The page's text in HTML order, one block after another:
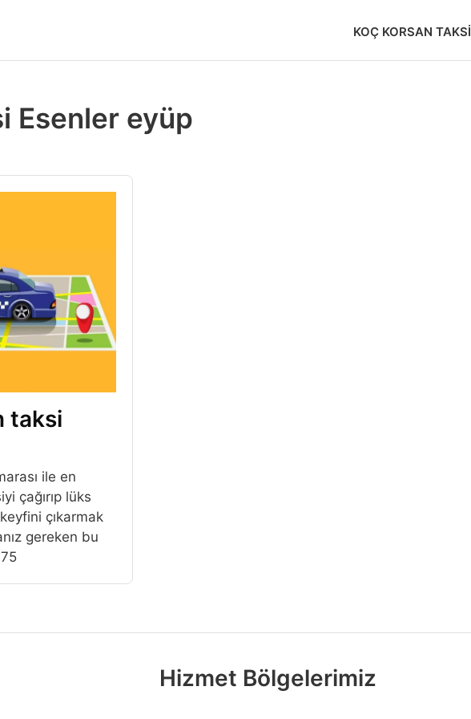
KOÇ KORSAN TAKSI
Esenler eyüp
taksi
ile en
çağırıp lüks
çıkarmak
gereken bu
Hizmet Bölgelerimiz